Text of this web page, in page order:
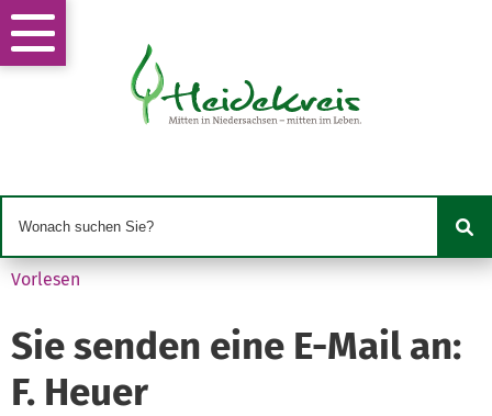
Vorlesen
Sie senden eine E-Mail an:
F. Heuer